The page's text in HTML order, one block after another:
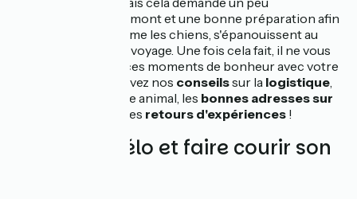
d'entraînement en amont et une bonne préparation afin
que les maîtres comme les chiens, s'épanouissent au
maximum durant ce voyage. Une fois cela fait, il ne vous
reste qu'à partager ces moments de bonheur avec votre
meilleur ami. Retrouvez nos conseilssur la logistique,
de votre animal, les bonnes adresses sur
et des retours d'expériences !
Pédaler à vélo et faire courir son